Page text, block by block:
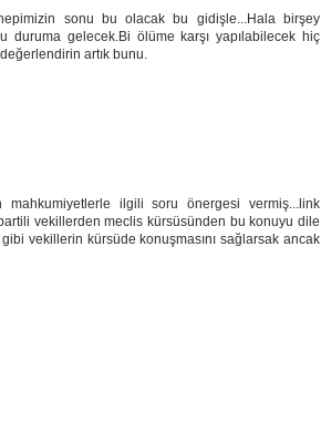
sonu bu olacak bu gidişle...Hala birşey
duruma gelecek.Bi ölüme karşı yapılabilecek hiç
artık bunu.
ilgili soru önergesi vermiş...link
vekillerden meclis kürsüsünden bu konuyu dile
vekillerin kürsüde konuşmasını sağlarsak ancak